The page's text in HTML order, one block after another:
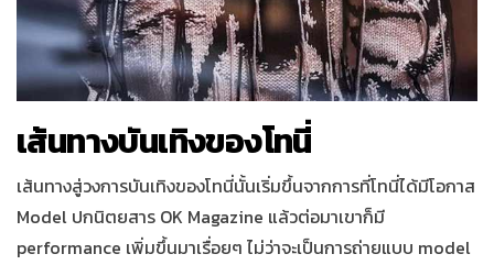
เส้นทางบันเทิงของโทนี่
เส้นทางสู่วงการบันเทิงของโทนี่นั้นเริ่มขึ้นจากการที่โทนี่ได้มีโอกาส
Model ปกนิตยสาร OK Magazine แล้วต่อมาเขาก็มี
performance เพิ่มขึ้นมาเรื่อยๆ ไม่ว่าจะเป็นการถ่ายแบบ model